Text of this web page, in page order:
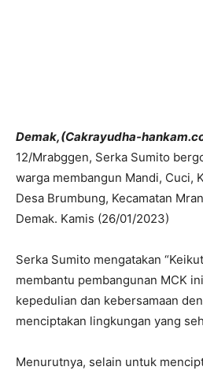
Demak,(Cakrayudha-
12/Mrabggen, Serka Sumito
warga membangun Mandi, Cuci,
Desa Brumbung, Kecamatan
Demak. Kamis (26/01/2023)
Serka Sumito mengatakan
membantu pembangunan MCK
kepedulian dan kebersamaan
menciptakan lingkungan yang
Menurutnya, selain untuk